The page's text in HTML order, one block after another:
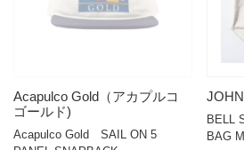
Acapulco Gold（アカプルコ
ゴールド)
Acapulco Gold SAIL ON 5
BELL
BAG